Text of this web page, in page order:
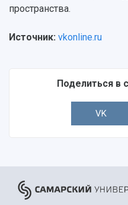
пространства.
Источник: vkonline.ru
Поделиться в
VK